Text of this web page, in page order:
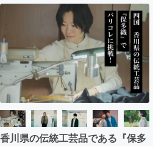
アート・写真
テクノロジー・ガジェッ
映像・映画
ビジネス・起業
香川県の伝統工芸品である『保多